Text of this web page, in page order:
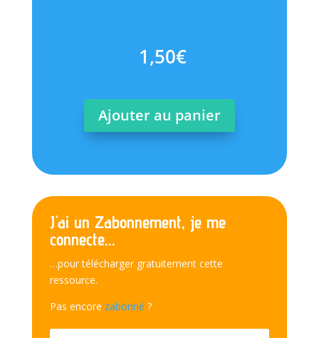
1,50€
Ajouter au panier
J'ai un Zabonnement, je me
connecte...
…pour télécharger gratuitement cette
ressource.
Pas encore zabonné ?